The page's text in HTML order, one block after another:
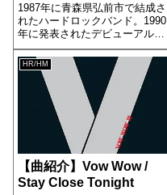
1987年に青森県弘前市で結成さ
れたハードロックバンド。1990
年に発表されたデビューアルバ
ム[人間失格]の4曲目に収録され
ています。
HR/HM
【曲紹介】Vow Wow /
Stay Close Tonight